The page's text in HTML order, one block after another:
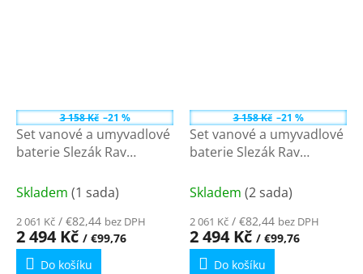
3 158 Kč –21 %
Set vanové a umyvadlové
baterie Slezák Rav
Skladem (1 sada)
2 061 Kč / €82,44 bez DPH
2 494 Kč / €99,76
Do košíku
3 158 Kč –21 %
Set vanové a umyvadlové
baterie Slezák Rav
Skladem (2 sada)
2 061 Kč / €82,44 bez DPH
2 494 Kč / €99,76
Do košíku